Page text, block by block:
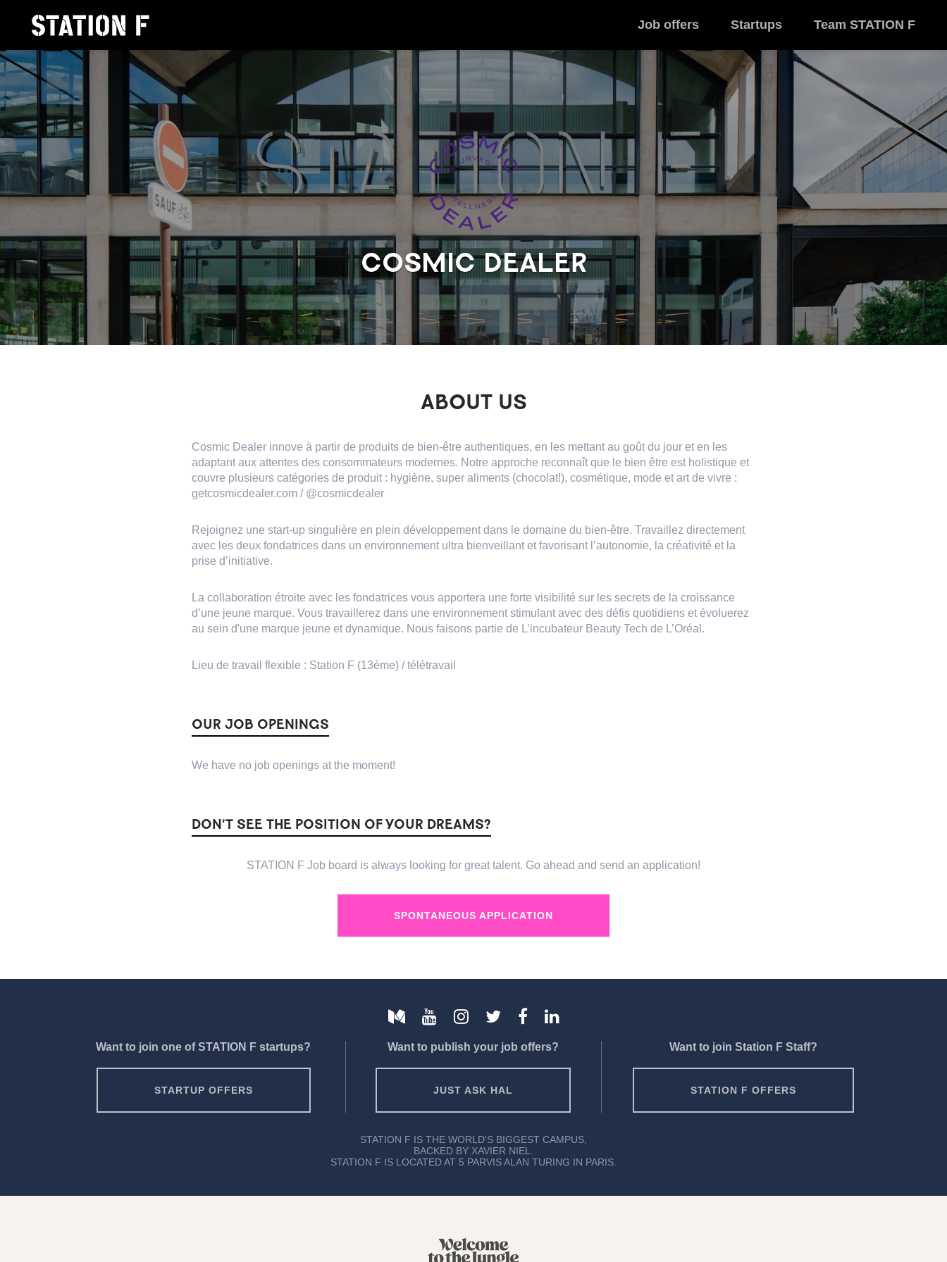
Job offers Startups Team STATION F
COSMIC DEALER
ABOUT US
Cosmic Dealer innove à partir de produits de bien-être authentiques, en les mettant au goût du jour et en les
adaptant aux attentes des consommateurs modernes. Notre approche reconnaît que le bien être est holistique et
couvre plusieurs catégories de produit : hygiène, super aliments (chocolat!), cosmétique, mode et art de vivre :
getcosmicdealer.com / @cosmicdealer
Rejoignez une start-up singulière en plein développement dans le domaine du bien-être. Travaillez directement
avec les deux fondatrices dans un environnement ultra bienveillant et favorisant l’autonomie, la créativité et la
prise d’initiative.
La collaboration étroite avec les fondatrices vous apportera une forte visibilité sur les secrets de la croissance
d’une jeune marque. Vous travaillerez dans une environnement stimulant avec des défis quotidiens et évoluerez
au sein d'une marque jeune et dynamique. Nous faisons partie de L’incubateur Beauty Tech de L’Oréal.
Lieu de travail flexible : Station F (13ème) / télétravail
OUR JOB OPENINGS
We have no job openings at the moment!
DON’T SEE THE POSITION OF YOUR DREAMS?
STATION F Job board is always looking for great talent. Go ahead and send an application!
SPONTANEOUS APPLICATION
Want to join one of STATION F startups?
STARTUP OFFERS
Want to publish your job offers?
JUST ASK HAL
Want to join Station F Staff?
STATION F OFFERS
STATION F IS THE WORLD'S BIGGEST CAMPUS,
BACKED BY XAVIER NIEL.
STATION F IS LOCATED AT 5 PARVIS ALAN TURING IN PARIS.